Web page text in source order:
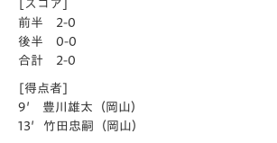
[スコア]
前半 2-0
後半 0-0
合計 2-0
[得点者]
9′ 豊川雄太（岡山）
13′竹田忠嗣（岡山）